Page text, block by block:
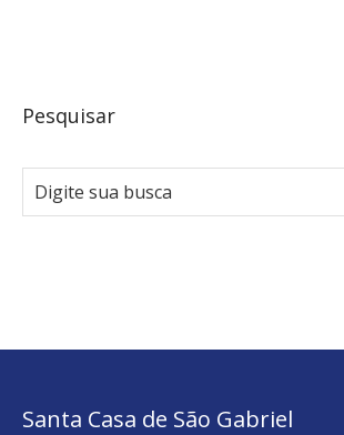
Pesquisar
Santa Casa de São Gabriel